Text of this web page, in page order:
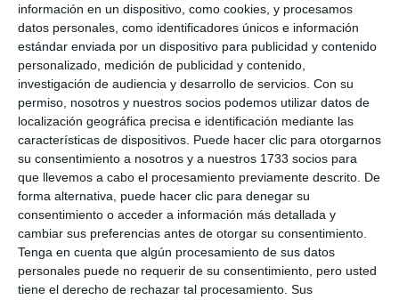
información en un dispositivo, como cookies, y procesamos
datos personales, como identificadores únicos e información
estándar enviada por un dispositivo para publicidad y contenido
personalizado, medición de publicidad y contenido,
investigación de audiencia y desarrollo de servicios. Con su
permiso, nosotros y nuestros socios podemos utilizar datos de
localización geográfica precisa e identificación mediante las
características de dispositivos. Puede hacer clic para otorgarnos
su consentimiento a nosotros y a nuestros 1733 socios para
que llevemos a cabo el procesamiento previamente descrito. De
forma alternativa, puede hacer clic para denegar su
consentimiento o acceder a información más detallada y
cambiar sus preferencias antes de otorgar su consentimiento.
Tenga en cuenta que algún procesamiento de sus datos
personales puede no requerir de su consentimiento, pero usted
tiene el derecho de rechazar tal procesamiento. Sus
https://mijascom.com/?a=34037
TARJETAS RESIDENTES ABONADOS ACCESO
MIJAS PUEBLO VÍA PÚBLIA POLICÍA